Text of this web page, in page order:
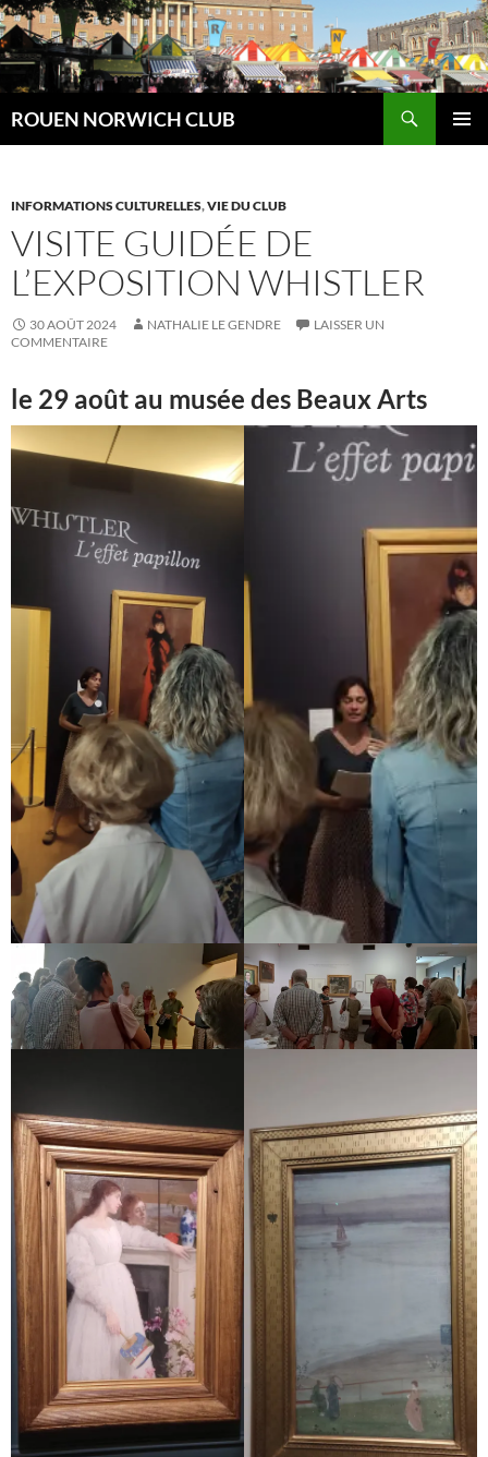
Aller
au
contenu
ROUEN NORWICH CLUB
INFORMATIONS CULTURELLES,VIE DU CLUB
VISITE GUIDÉE DE
L’EXPOSITION WHISTLER
30 AOÛT 2024 NATHALIE LE GENDRE
LAISSER UN
COMMENTAIRE
le 29 août au musée des Beaux Arts